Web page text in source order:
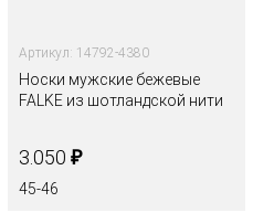
Артикул: 14792-4380
Носки мужские бежевые
FALKE из шотландской нити
3.050 ₽
45-46